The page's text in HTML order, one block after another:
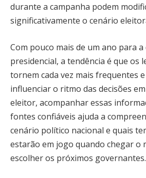
durante a campanha podem
significativamente o cenário
Com pouco mais de um ano para a
presidencial, a tendência é que os
tornem cada vez mais frequentes
influenciar o ritmo das decisões
eleitor, acompanhar essas
fontes confiáveis ajuda a
cenário político nacional e quais
estarão em jogo quando chegar o
escolher os próximos governantes.